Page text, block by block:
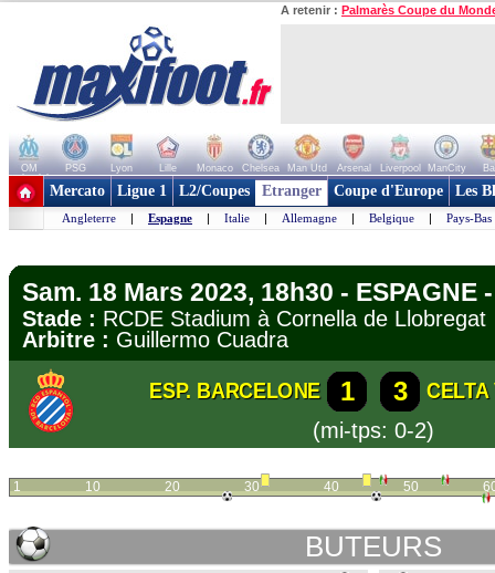
A retenir : Palmarès Coupe du
OM PSG Lyon Lille Monaco Chelsea Man Utd Arsenal Liverpool ManCity
+ de clubs
Mercato Ligue 1 L2/Coupes Etranger Coupe d'Europe Les
Angleterre | Espagne | Italie | Allemagne | Belgique | Pays-Bas
Sam. 18 Mars 2023, 18h30 - ESPAGNE
Stade : RCDE Stadium à Cornella de
Arbitre : Guillermo Cuadra
ESP. BARCELONE 1 3
(mi-tps: 0-2)
1 10 20 30 40 50
BUTEURS